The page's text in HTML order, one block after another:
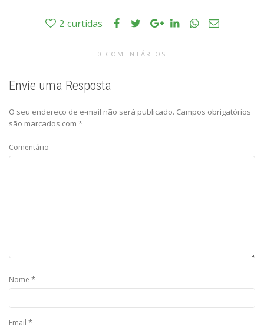
2 curtidas
0 COMENTÁRIOS
Envie uma Resposta
O seu endereço de e-mail não será publicado. Campos obrigatórios
são marcados com *
Comentário
Nome *
Email *